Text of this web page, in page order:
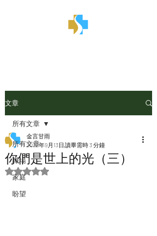
文章
所有文章
職場
家庭
盼望
所有文章
你們是世上的光（三）
金言甘雨
2022年9月13日 讀畢需時 3 分鐘
評等為 NaN（最高為 5 顆星）。